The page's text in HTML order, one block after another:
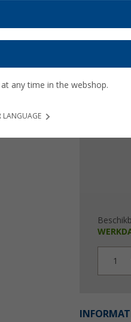
€
Prijzen incl.
1
any time in the webshop.
LANGUAGE